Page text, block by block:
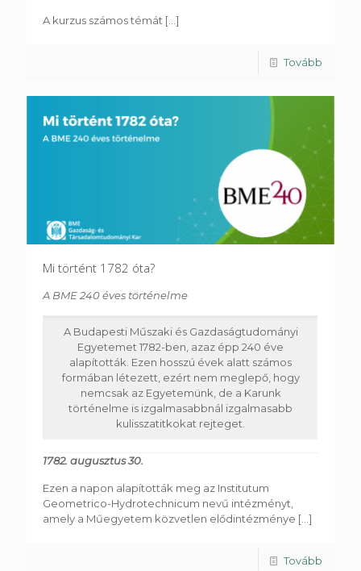
A kurzus számos témát [...]
Tovább
Mi történt 1782 óta?
A BME 240 éves történelme
A Budapesti Műszaki és Gazdaságtudományi
Egyetemet 1782-ben, azaz épp 240 éve
alapították. Ezen hosszú évek alatt számos
formában létezett, ezért nem meglepő, hogy
nemcsak az Egyetemünk, de a Karunk
történelme is izgalmasabbnál izgalmasabb
kulisszatitkokat rejteget.
1782. augusztus 30.
Ezen a napon alapították meg az Institutum
Geometrico-Hydrotechnicum nevű intézményt,
amely a Műegyetem közvetlen elődintézménye [...]
Tovább